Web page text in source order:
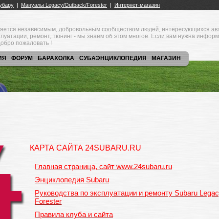
независимым, добровольным сообществом людей, интересующихся
ремонт, тюнинг - мы знаем об этом многое. Если вам нужна
пожаловать !
ФОРУМ БАРАХОЛКА СУБАЭНЦИКЛОПЕДИЯ МАГАЗИН
КАРТА САЙТА 24SUBARU.RU
Главная страница, сайт www.24subaru.ru
Энциклопедия Subaru
Руководства по эксплуатации и ремонту Subaru
Forester
Правила клуба и сайта